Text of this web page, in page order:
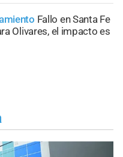
Fallo en Santa Fe
Olivares, el impacto es